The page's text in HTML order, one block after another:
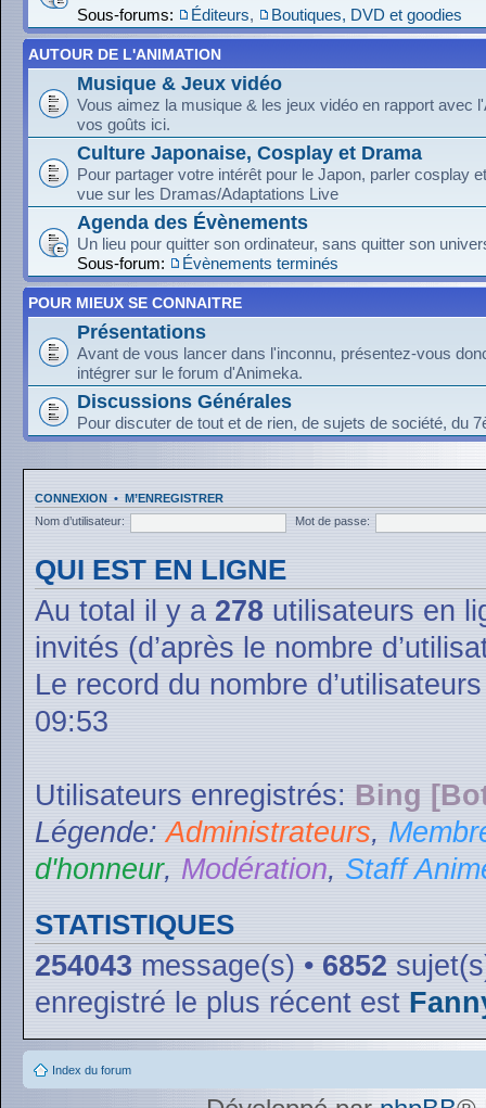
Sous-forums: Éditeurs, Boutiques, DVD et goodies
AUTOUR DE L'ANIMATION
Musique & Jeux vidéo
Vous aimez la musique & les jeux vidéo en rapport avec
vos goûts ici.
Culture Japonaise, Cosplay et Drama
Pour partager votre intérêt pour le Japon, parler cosplay
vue sur les Dramas/Adaptations Live
Agenda des Évènements
Un lieu pour quitter son ordinateur, sans quitter son
Sous-forum:
Évènements terminés
POUR MIEUX SE CONNAITRE
Présentations
Avant de vous lancer dans l'inconnu, présentez-vous
intégrer sur le forum d'Animeka.
Discussions Générales
Pour discuter de tout et de rien, de sujets de société, du
CONNEXION • M’ENREGISTRER
Nom d’utilisateur:
Mot de passe:
QUI EST EN LIGNE
Au total il y a 278 utilisateurs en
invités (d’après le nombre
Le record du nombre
09:53
Utilisateurs enregistrés: Bing
Légende:Administrateurs,
d'honneur, Modération, Staff
STATISTIQUES
254043 message(s) • 6852
enregistré le plus récent est
Index du forum